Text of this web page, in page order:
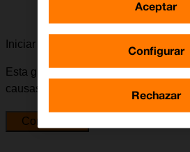
Iniciar la guía para solucionar tu
Esta guía te va a conducir a través
causas y soluciones al problema.
Comenzar
Configurar
Rechazar
Aceptar